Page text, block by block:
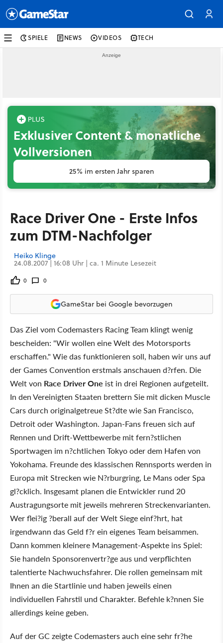
SPIELE NEWS VIDEOS TECH
Exklusiver Content & monatliche
Vollversionen
25% im ersten Jahr sparen
Race Driver One - Erste Infos
zum DTM-Nachfolger
Heiko Klinge
24.08.2007 | 16:08 Uhr | ca. 1 Minute Lesezeit
0 0
GameStar bei Google bevorzugen
Das Ziel vom Codemasters Racing Team klingt wenig
bescheiden: "Wir wollen eine Welt des Motorsports
erschaffen." Wie das funktionieren soll, haben wir uns auf
der Games Convention erstmals anschauen d?rfen. Die
Welt von Race Driver One ist in drei Regionen aufgeteilt.
In den Vereinigten Staaten brettern Sie mit dicken Muscle
Cars durch originalgetreue St?dte wie San Francisco,
Detroit oder Washington. Japan-Fans freuen sich auf
Rennen und Drift-Wettbewerbe mit fern?stlichen
Sportwagen im n?chtlichen Tokyo oder dem Hafen von
Yokohama. Freunde des klassischen Rennsports werden in
Europa mit Strecken wie N?rburgring, Le Mans oder Spa
gl?cklich. Insgesamt planen die Entwickler rund 20
Austragungsorte mit jeweils mehreren Streckenvarianten.
Wer flei?ig ?berall auf der Welt Siege einf?hrt, hat
irgendwann das Geld f?r ein eigenes Team beisammen.
Dann kommen kleinere Management-Aspekte ins Spiel:
Sie handeln Sponsorenvertr?ge aus und verpflichten
talentierte Nachwuchsfahrer. Die rollen gemeinsam mit
Ihnen an die Startlinie und haben jeweils einen
individuellen Fahrstil und Charakter. Befehle k?nnen Sie
allerdings keine geben.
Auf der GC zeigte Codemasters auch eine sehr fr?he